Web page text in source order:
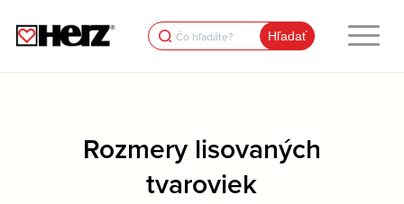
Search
for:
Rozmery lisovaných
tvaroviek